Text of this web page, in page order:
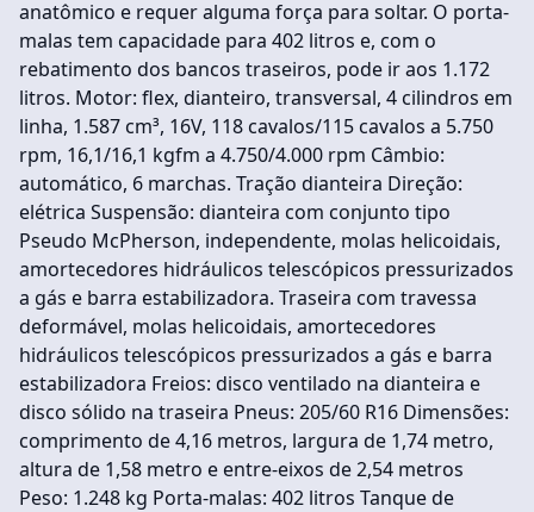
anatômico e requer alguma força para soltar. O porta-
malas tem capacidade para 402 litros e, com o
rebatimento dos bancos traseiros, pode ir aos 1.172
litros. Motor: flex, dianteiro, transversal, 4 cilindros em
linha, 1.587 cm³, 16V, 118 cavalos/115 cavalos a 5.750
rpm, 16,1/16,1 kgfm a 4.750/4.000 rpm Câmbio:
automático, 6 marchas. Tração dianteira Direção:
elétrica Suspensão: dianteira com conjunto tipo
Pseudo McPherson, independente, molas helicoidais,
amortecedores hidráulicos telescópicos pressurizados
a gás e barra estabilizadora. Traseira com travessa
deformável, molas helicoidais, amortecedores
hidráulicos telescópicos pressurizados a gás e barra
estabilizadora Freios: disco ventilado na dianteira e
disco sólido na traseira Pneus: 205/60 R16 Dimensões:
comprimento de 4,16 metros, largura de 1,74 metro,
altura de 1,58 metro e entre-eixos de 2,54 metros
Peso: 1.248 kg Porta-malas: 402 litros Tanque de